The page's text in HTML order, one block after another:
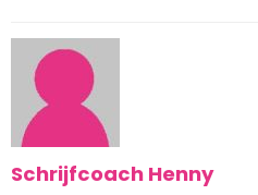
Schrijfcoach Henny